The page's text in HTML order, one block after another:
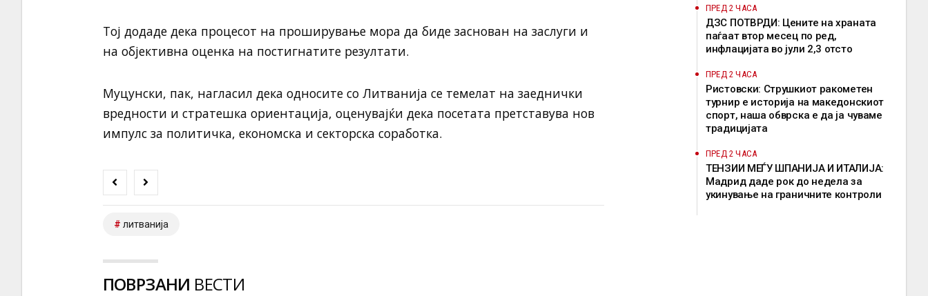
Тој додаде дека процесот на проширување мора да биде заснован на заслуги и
на објективна оценка на постигнатите резултати.
Муцунски, пак, нагласил дека односите со Литванија се темелат на заеднички
вредности и стратешка ориентација, оценувајќи дека посетата претставува нов
импулс за политичка, економска и секторска соработка.
литванија
ПОВРЗАНИ ВЕСТИ
ПРЕД 2 ЧАСА
ДЗС ПОТВРДИ: Цените на храната
паѓаат втор месец по ред,
инфлацијата во јули 2,3 отсто
ПРЕД 2 ЧАСА
Ристовски: Струшкиот ракометен
турнир е историја на македонскиот
спорт, наша обврска е да ја чуваме
традицијата
ПРЕД 2 ЧАСА
ТЕНЗИИ МЕЃУ ШПАНИЈА И ИТАЛИЈА:
Мадрид даде рок до недела за
укинување на граничните контроли